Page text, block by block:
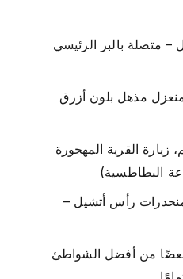
– متصلة بالبر الرئيسي
مذهل بلون أزرق
زيارة القرية المهجورة
البطاطسية)
رأس أتشيل –
من أفضل الشواطئ